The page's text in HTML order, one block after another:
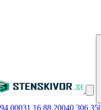
00031 16 88 20040 306